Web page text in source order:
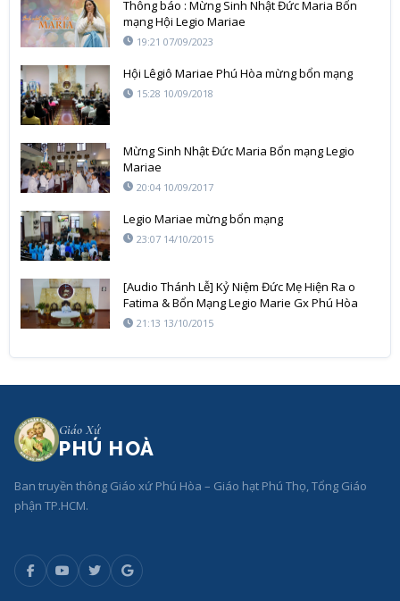
Thông báo : Mừng Sinh Nhật Đức Maria Bổn
mạng Hội Legio Mariae
19:21 07/09/2023
Hội Lêgiô Mariae Phú Hòa mừng bổn mạng
15:28 10/09/2018
Mừng Sinh Nhật Đức Maria Bổn mạng Legio
Mariae
20:04 10/09/2017
Legio Mariae mừng bổn mạng
23:07 14/10/2015
[Audio Thánh Lễ] Kỷ Niệm Đức Mẹ Hiện Ra o
Fatima & Bổn Mạng Legio Marie Gx Phú Hòa
13/1021:13 13/10/2015
Giáo Xứ
PHÚ HOÀ
Ban truyền thông Giáo xứ Phú Hòa – Giáo hạt Phú Thọ, Tổng Giáo
phận TP.HCM.